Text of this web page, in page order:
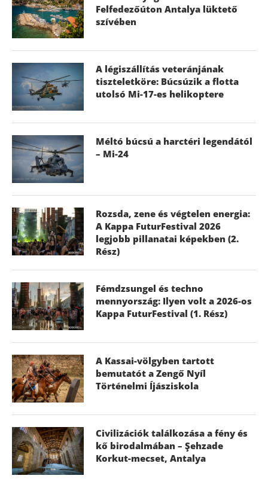
Felfedezőúton Antalya lüktető
szívében
A légiszállítás veteránjának
tiszteletköre: Búcsúzik a flotta
utolsó Mi-17-es helikoptere
Méltó búcsú a harctéri legendától
– Mi-24
Rozsda, zene és végtelen energia:
A Kappa FuturFestival 2026
legjobb pillanatai képekben (2.
Rész)
Fémdzsungel és techno
mennyország: Ilyen volt a 2026-os
Kappa FuturFestival (1. Rész)
A Kassai-völgyben tartott
bemutatót a Zengő Nyíl
Történelmi Íjásziskola
Civilizációk találkozása a fény és
kő birodalmában – Şehzade
Korkut-mecset, Antalya